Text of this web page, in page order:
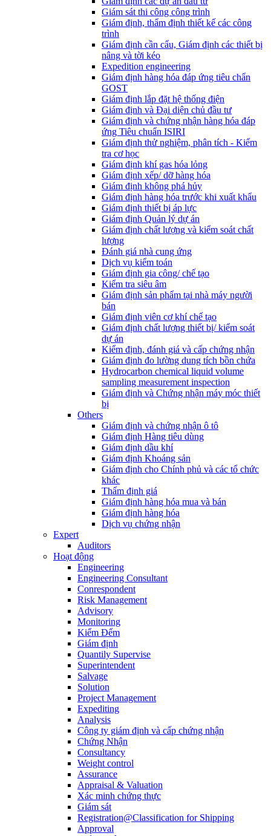
Giám sát thi công công trình
Giám định, thẩm định thiết kế các công
trình
Giám định cần cẩu, Giám định các thiết bị
nâng và tời kéo
Expedition engineering
Giám định hàng hóa đáp ứng tiêu chẩn
GOST
Giám định lắp đặt hệ thống điện
Giám định và Đại diện chủ đầu tư
Giám định và chứng nhận hàng hóa đáp
ứng Tiêu chuẩn ISIRI
Giám định thử nghiệm, phân tích - Kiểm
tra cơ học
Giám định khí gas hóa lỏng
Giám định xếp/ dỡ hàng hóa
Giám định không phá hủy
Giám định hàng hóa trước khi xuất khẩu
Giám định thiết bị áp lực
Giám định Quản lý dự án
Giám định chất lượng và kiểm soát chất
lượng
Đánh giá nhà cung ứng
Dịch vụ kiểm toán
Giám định gia công/ chế tạo
Kiểm tra siêu âm
Giám định sản phẩm tại nhà máy người
bán
Giám định viên cơ khí chế tạo
Giám định chất lượng thiết bị/ kiểm soát
dự án
Kiểm định, đánh giá và cấp chứng nhận
Giám định đo lường dung tích bồn chứa
Hydrocarbon chemical liquid volume
sampling measurement inspection
Giám định và Chứng nhận máy móc thiết
bị
Others
Giám định và chứng nhận ô tô
Giám định Hàng tiêu dùng
Giám định dầu khí
Giám định Khoáng sản
Giám định cho Chính phủ và các tổ chức
khác
Thẩm định giá
Giám định hàng hóa mua và bán
Giám định hàng hóa
Dịch vụ chứng nhận
Expert
Auditors
Hoạt động
Engineering
Engineering Consultant
Conrespondent
Risk Management
Advisory
Monitoring
Kiểm Đếm
Giám định
Quantily Supervise
Superintendent
Salvage
Solution
Project Management
Expediting
Analysis
Công ty giám định và cấp chứng nhận
Chứng Nhận
Consultancy
Weight control
Assurance
Appraisal & Valuation
Xác minh chứng thực
Giám sát
Registration@Classification for Shipping
Approval